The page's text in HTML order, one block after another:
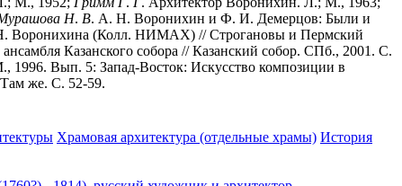
Н. В. А. Н. Воронихин и Ф. И. Демерцов: Были и
Воронихина (Колл. НИМАХ) // Строгановы и Пермский
ансамбля Казанского собора // Казанский собор. СПб., 2001. С.
1996. Вып. 5: Запад-Восток: Искусство композиции в
же. С. 52-59.
Храмовая архитектура (отдельные храмы) История